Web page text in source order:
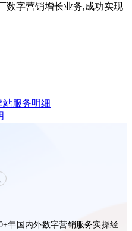
数字营销增长业务,成功实现
站服务明细
年国内外数字营销服务实操经